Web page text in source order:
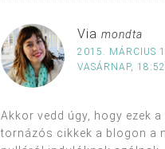
Via mondta
2015. MÁRCIUS
VASÁRNAP, 18:52
Akkor vedd úgy, hogy ezek a
tornázós cikkek a blogon a